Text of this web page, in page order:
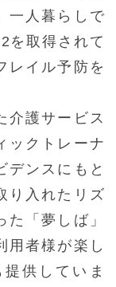
一人暮らしで
を取得されて
レイル予防を
介護サービス
ックトレーナ
デンスにもと
り入れたリズ
「夢しば」
用者様が楽し
供していま